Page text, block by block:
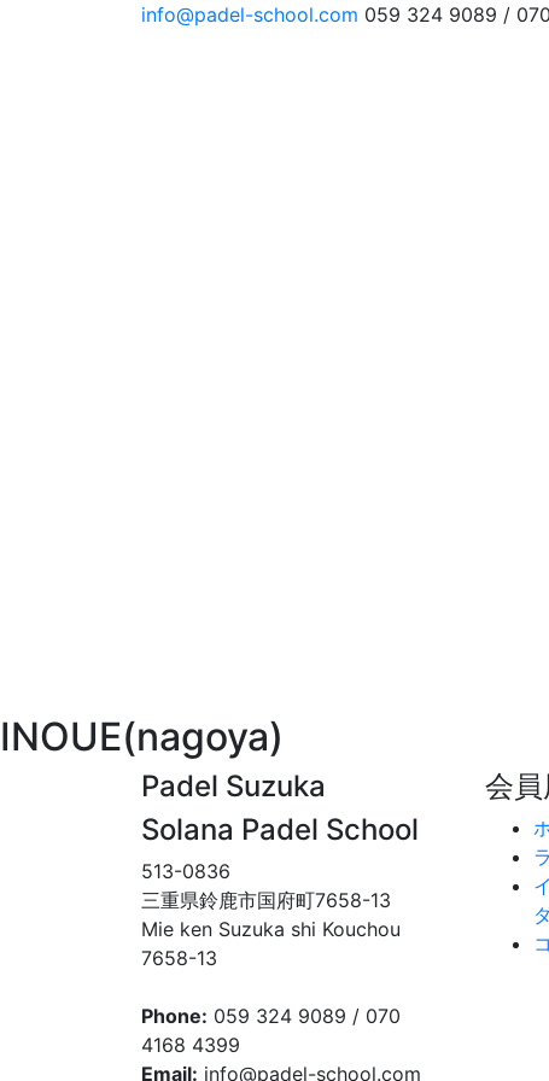
info@padel-school.com 059 324 9089 /
INOUE(nagoya)
Padel Suzuka
Solana Padel School
513-0836
三重県鈴鹿市国府町7658-13
Mie ken Suzuka shi Kouchou
7658-13
Phone: 059 324 9089 / 070
4168 4399
Email: info@padel-school.com
会員